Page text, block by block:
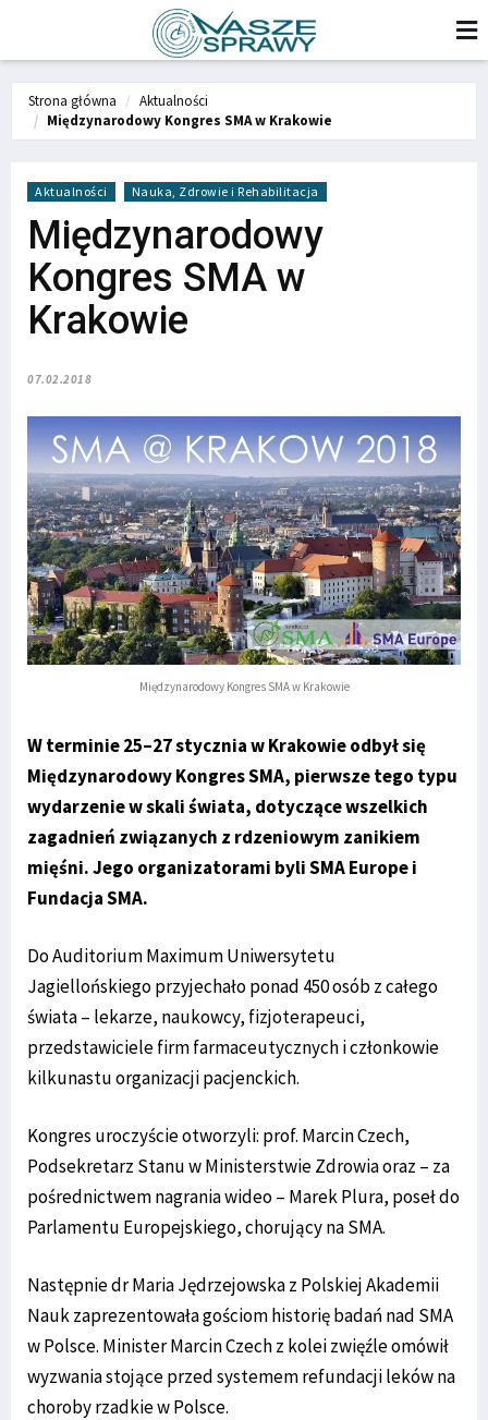
Strona główna
Aktualności
Międzynarodowy Kongres SMA w Krakowie
Aktualności Nauka, Zdrowie i Rehabilitacja
Międzynarodowy
Kongres SMA w
Krakowie
07.02.2018
Międzynarodowy Kongres SMA w Krakowie
W terminie 25–27 stycznia w Krakowie odbył się
Międzynarodowy Kongres SMA, pierwsze tego typu
wydarzenie w skali świata, dotyczące wszelkich
zagadnień związanych z rdzeniowym zanikiem
mięśni. Jego organizatorami byli SMA Europe i
Fundacja SMA.
Do Auditorium Maximum Uniwersytetu
Jagiellońskiego przyjechało ponad 450 osób z całego
świata – lekarze, naukowcy, fizjoterapeuci,
przedstawiciele firm farmaceutycznych i członkowie
kilkunastu organizacji pacjenckich.
Kongres uroczyście otworzyli: prof. Marcin Czech,
Podsekretarz Stanu w Ministerstwie Zdrowia oraz – za
pośrednictwem nagrania wideo – Marek Plura, poseł do
Parlamentu Europejskiego, chorujący na SMA.
Następnie dr Maria Jędrzejowska z Polskiej Akademii
Nauk zaprezentowała gościom historię badań nad SMA
w Polsce. Minister Marcin Czech z kolei zwięźle omówił
wyzwania stojące przed systemem refundacji leków na
choroby rzadkie w Polsce.